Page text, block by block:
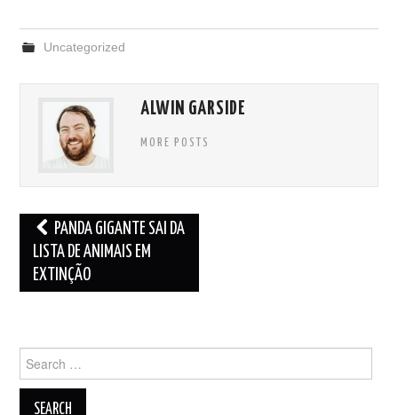
Uncategorized
ALWIN GARSIDE
MORE POSTS
Post
navigation
PANDA GIGANTE SAI DA
LISTA DE ANIMAIS EM
EXTINÇÃO
for: